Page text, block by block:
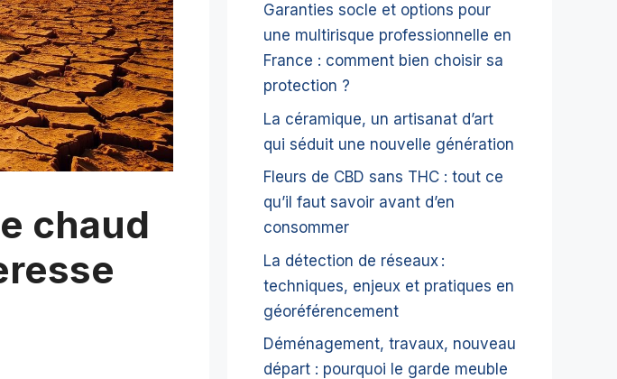
chaud
Garanties socle et options pour
une multirisque professionnelle en
France : comment bien choisir sa
protection ?
La céramique, un artisanat d’art
qui séduit une nouvelle génération
Fleurs de CBD sans THC : tout ce
qu’il faut savoir avant d’en
consommer
La détection de réseaux :
techniques, enjeux et pratiques en
géoréférencement
Déménagement, travaux, nouveau
départ : pourquoi le garde meuble